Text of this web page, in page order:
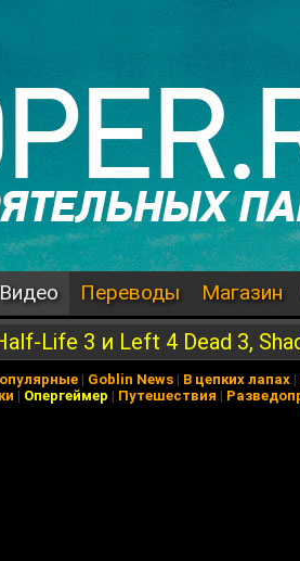
Видео Переводы Магазин
Life 3 и Left 4 Dead 3,
| Goblin News | В цепких лапах |
| Опергеймер | Путешествия |